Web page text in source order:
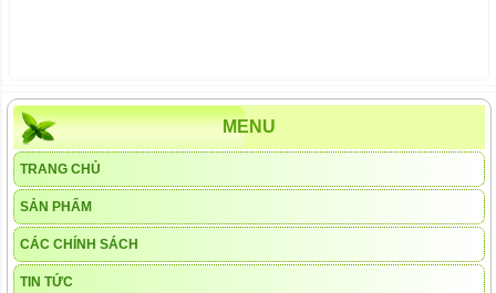
MENU
TRANG CHỦ
SẢN PHẨM
CÁC CHÍNH SÁCH
TIN TỨC